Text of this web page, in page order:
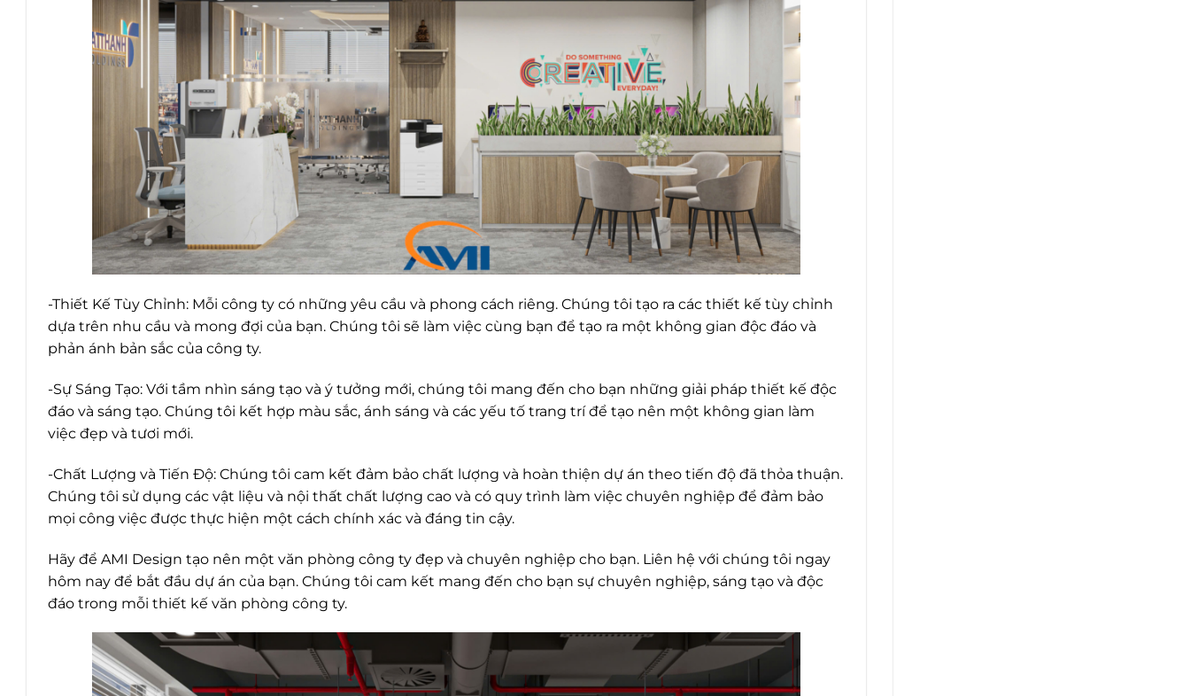
-Thiết Kế Tùy Chỉnh: Mỗi công ty có những yêu cầu và phong cách riêng. Chúng tôi tạo ra các thiết kế tùy chỉnh
dựa trên nhu cầu và mong đợi của bạn. Chúng tôi sẽ làm việc cùng bạn để tạo ra một không gian độc đáo và
phản ánh bản sắc của công ty.
-Sự Sáng Tạo: Với tầm nhìn sáng tạo và ý tưởng mới, chúng tôi mang đến cho bạn những giải pháp thiết kế độc
đáo và sáng tạo. Chúng tôi kết hợp màu sắc, ánh sáng và các yếu tố trang trí để tạo nên một không gian làm
việc đẹp và tươi mới.
-Chất Lượng và Tiến Độ: Chúng tôi cam kết đảm bảo chất lượng và hoàn thiện dự án theo tiến độ đã thỏa thuận.
Chúng tôi sử dụng các vật liệu và nội thất chất lượng cao và có quy trình làm việc chuyên nghiệp để đảm bảo
mọi công việc được thực hiện một cách chính xác và đáng tin cậy.
Hãy để AMI Design tạo nên một văn phòng công ty đẹp và chuyên nghiệp cho bạn. Liên hệ với chúng tôi ngay
hôm nay để bắt đầu dự án của bạn. Chúng tôi cam kết mang đến cho bạn sự chuyên nghiệp, sáng tạo và độc
đáo trong mỗi thiết kế văn phòng công ty.